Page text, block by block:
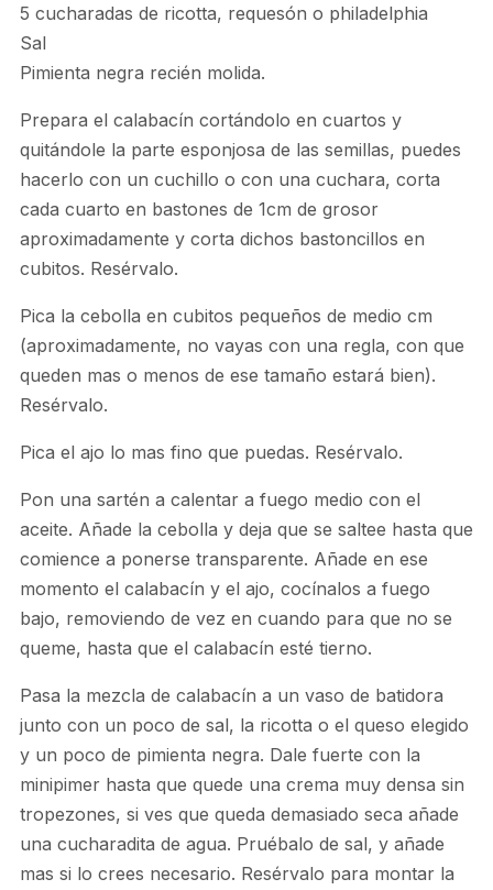
5 cucharadas de ricotta, requesón o philadelphia
Sal
Pimienta negra recién molida.
Prepara el calabacín cortándolo en cuartos y
quitándole la parte esponjosa de las semillas, puedes
hacerlo con un cuchillo o con una cuchara, corta
cada cuarto en bastones de 1cm de grosor
aproximadamente y corta dichos bastoncillos en
cubitos. Resérvalo.
Pica la cebolla en cubitos pequeños de medio cm
(aproximadamente, no vayas con una regla, con que
queden mas o menos de ese tamaño estará bien).
Resérvalo.
Pica el ajo lo mas fino que puedas. Resérvalo.
Pon una sartén a calentar a fuego medio con el
aceite. Añade la cebolla y deja que se saltee hasta que
comience a ponerse transparente. Añade en ese
momento el calabacín y el ajo, cocínalos a fuego
bajo, removiendo de vez en cuando para que no se
queme, hasta que el calabacín esté tierno.
Pasa la mezcla de calabacín a un vaso de batidora
junto con un poco de sal, la ricotta o el queso elegido
y un poco de pimienta negra. Dale fuerte con la
minipimer hasta que quede una crema muy densa sin
tropezones, si ves que queda demasiado seca añade
una cucharadita de agua. Pruébalo de sal, y añade
mas si lo crees necesario. Resérvalo para montar la